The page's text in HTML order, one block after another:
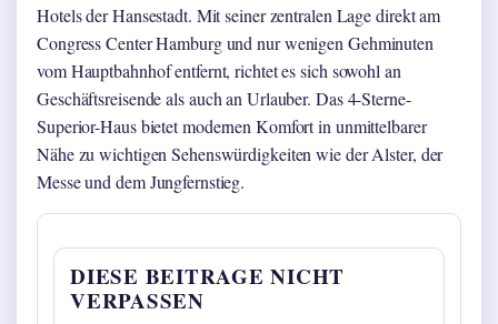
Hotels der Hansestadt. Mit seiner zentralen Lage direkt am
Congress Center Hamburg und nur wenigen Gehminuten
vom Hauptbahnhof entfernt, richtet es sich sowohl an
Geschäftsreisende als auch an Urlauber. Das 4-Sterne-
Superior-Haus bietet modernen Komfort in unmittelbarer
Nähe zu wichtigen Sehenswürdigkeiten wie der Alster, der
Messe und dem Jungfernstieg.
DIESE BEITRAGE NICHT
VERPASSEN